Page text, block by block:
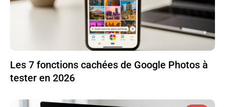
Les 7 fonctions cachées de Google Photos à
tester en 2026